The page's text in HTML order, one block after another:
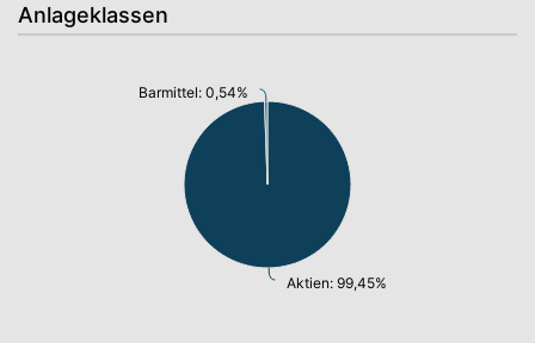
Anlageklassen
Aktien: 99,45%
Barmittel: 0,54%